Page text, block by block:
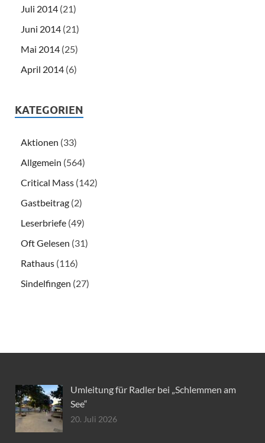
Juli 2014 (21)
Juni 2014 (21)
Mai 2014 (25)
April 2014 (6)
KATEGORIEN
Aktionen (33)
Allgemein (564)
Critical Mass (142)
Gastbeitrag (2)
Leserbriefe (49)
Oft Gelesen (31)
Rathaus (116)
Sindelfingen (27)
Umleitung für Radler bei „Schlemmen am
See“
20. Juli 2026